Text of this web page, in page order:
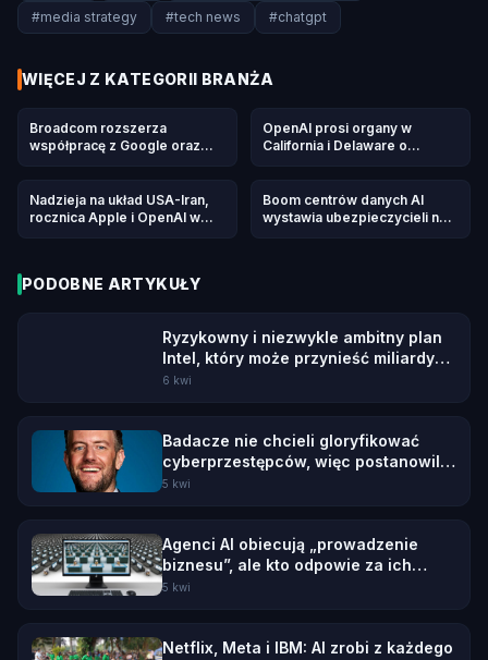
#media strategy #tech news #chatgpt
WIĘCEJ Z KATEGORII BRANŻA
Broadcom rozszerza
współpracę z Google oraz
OpenAI prosi organy w
California i Delaware o
zachowań” Muska przed
kwietniowym procesem
Nadzieja na układ USA-Iran,
rocznica Apple i OpenAI w
Boom centrów danych AI
wystawia ubezpieczycieli na
PODOBNE ARTYKUŁY
Ryzykowny i niezwykle ambitny plan
Intel, który może przynieść miliardy
zysku
6 kwi
Badacze nie chcieli gloryfikować
cyberprzestępców, więc postanowili
ich wyśmiać
5 kwi
Agenci AI obiecują „prowadzenie
biznesu”, ale kto odpowie za ich
błędy?
5 kwi
Netflix, Meta i IBM: AI zrobi z każdego